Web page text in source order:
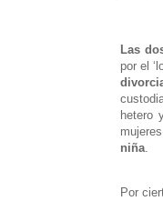
Las
por el
hetero
niña.
Por